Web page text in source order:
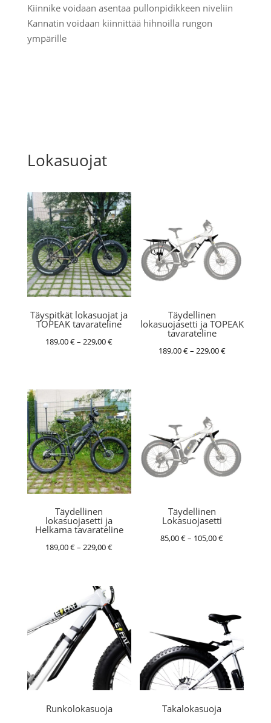
Kiinnike voidaan asentaa pullonpidikkeen niveliin
Kannatin voidaan kiinnittää hihnoilla rungon
ympärille
Lokasuojat
Täyspitkät lokasuojat ja
TOPEAK tavarateline
189,00€– 229,00€Hintaluokka:
229,00 €
Täydellinen
lokasuojasetti ja TOPEAK
tavarateline
189,00€– 229,00€Hintaluokka:
Täydellinen
lokasuojasetti ja
Helkama tavarateline
189,00€– 229,00€Hintaluokka:
229,00 €
Täydellinen
Lokasuojasetti
85,00€– 105,00€Hintaluokka:
Runkolokasuoja Takalokasuoja